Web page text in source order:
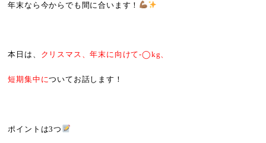
年末なら今からでも間に合います！
本日は、 クリスマス、年末に向けて-◯kg、
短期集中についてお話します！
ポイントは3つ